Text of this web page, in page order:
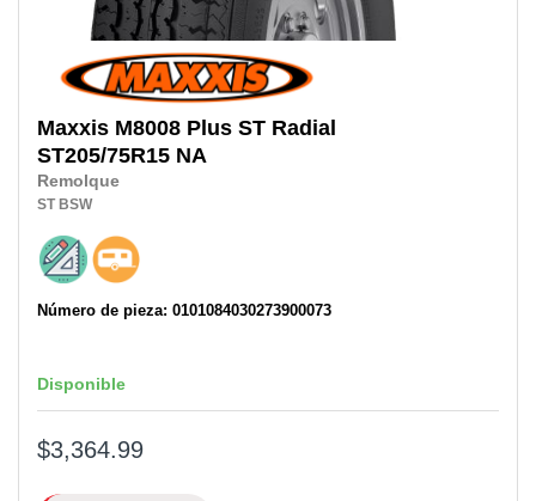
Maxxis M8008 Plus ST Radial
ST205/75R15 NA
Remolque
ST BSW
Número de pieza: 0101084030273900073
Disponible
$3,364.99